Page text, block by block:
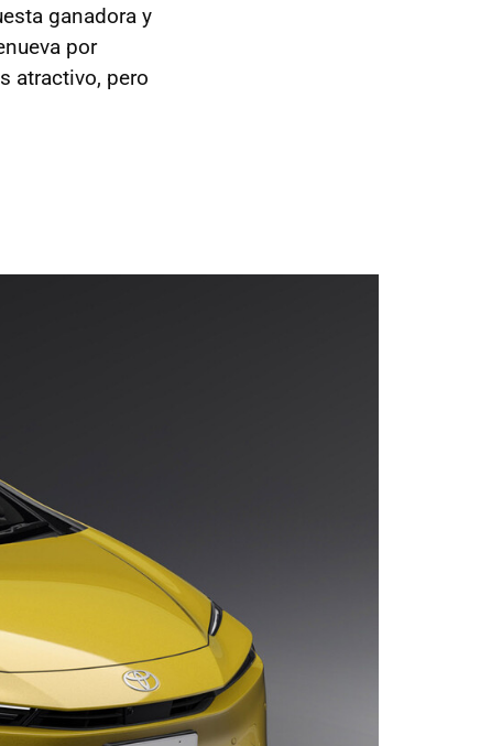
ganadora y
por
atractivo, pero